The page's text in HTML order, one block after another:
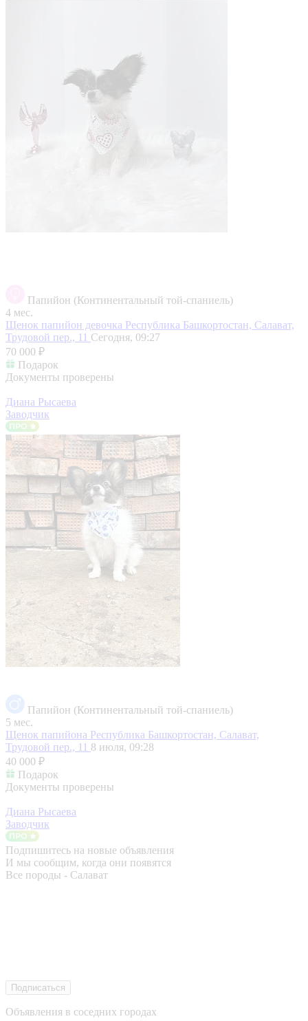
Папийон (Континентальный той-спаниель)
4 мес.
Щенок папийон девочка Республика Башкортостан, Салават,
Трудовой пер., 11 Сегодня, 09:27
70 000 ₽
Подарок
Документы проверены
Диана Рысаева
Заводчик
Папийон (Континентальный той-спаниель)
5 мес.
Щенок папийона Республика Башкортостан, Салават,
Трудовой пер., 11 8 июля, 09:28
40 000 ₽
Подарок
Документы проверены
Диана Рысаева
Заводчик
Подпишитесь на новые объявления
И мы сообщим, когда они появятся
Все породы - Салават
Подписаться
Объявления в соседних городах